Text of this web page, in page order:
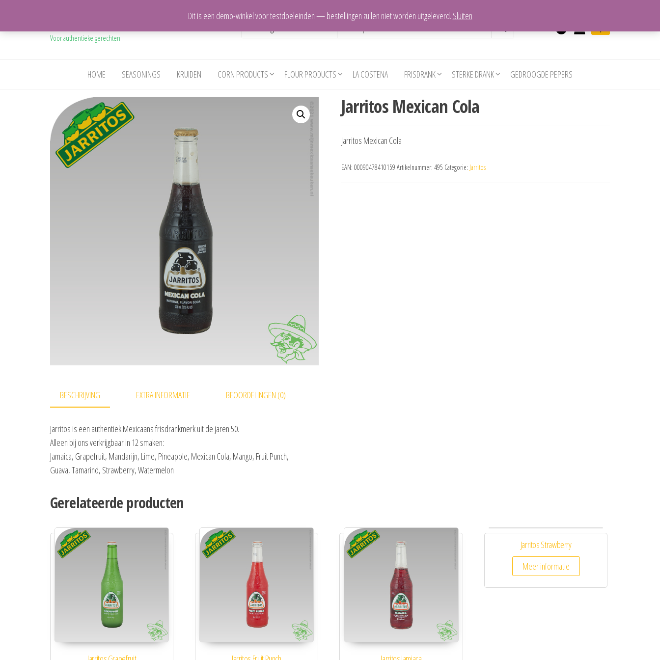
Voor authentieke gerechten
HOME SEASONINGS KRUIDEN CORN PRODUCTS FLOUR PRODUCTS LA COSTENA FRISDRANK STERKE DRANK GEDROOGDE PEPERS
Jarritos Mexican Cola
Jarritos Mexican Cola
EAN: 00090478410159 Artikelnummer: 495 Categorie: Jarritos
BESCHRIJVING EXTRA INFORMATIE BEOORDELINGEN (0)
Jarritos is een authentiek Mexicaans frisdrankmerk uit de jaren 50.
Alleen bij ons verkrijgbaar in 12 smaken:
Jamaica, Grapefruit, Mandarijn, Lime, Pineapple, Mexican Cola, Mango, Fruit Punch,
Guava, Tamarind, Strawberry, Watermelon
Gerelateerde producten
Jarritos Strawberry
Meer informatie
Dit is een demo-winkel voor testdoeleinden — bestellingen zullen niet worden uitgeleverd. Sluiten